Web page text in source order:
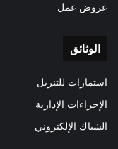
عروض عمل
الوثائق
استمارات للتنزيل
الإجراءات الإدارية
الشباك الإلكتروني